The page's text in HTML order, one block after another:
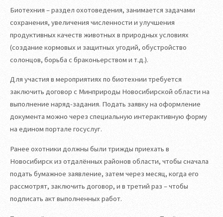
Биотехния – раздел охотоведения, занимается задачами
сохранения, увеличения численности и улучшения
продуктивных качеств животных в природных условиях
(создание кормовых и защитных угодий, обустройство
солонцов, борьба с браконьерством и т.д.).
Для участия в мероприятиях по биотехнии требуется
заключить договор с Минприроды Новосибирской области на
выполнение наряд-задания. Подать заявку на оформление
документа можно через специальную интерактивную форму
на едином портале госуслуг.
Ранее охотники должны были трижды приехать в
Новосибирск из отдалённых районов области, чтобы сначала
подать бумажное заявление, затем через месяц, когда его
рассмотрят, заключить договор, и в третий раз – чтобы
подписать акт выполненных работ.